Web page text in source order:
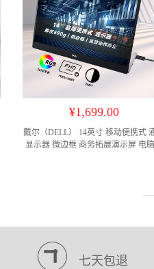
¥1,699.00
戴尔（DELL） 14英寸 移动便携式
显示器 微边框 商务拓展演示屏 电
七天包退